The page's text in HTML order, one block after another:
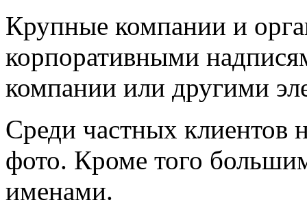
Крупные компании и
корпоративными
компании или другими
Среди частных клиентов
фото. Кроме того
именами.